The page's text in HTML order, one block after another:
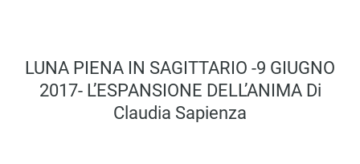
LUNA PIENA IN SAGITTARIO -9 GIUGNO
2017- L’ESPANSIONE DELL’ANIMA Di
Claudia Sapienza